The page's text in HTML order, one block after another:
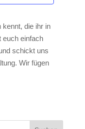
kennt, die ihr in
euch einfach
schickt uns
Wir fügen